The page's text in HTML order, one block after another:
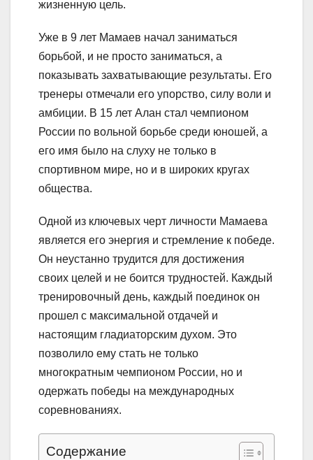
жизненную цель.
Уже в 9 лет Мамаев начал заниматься
борьбой, и не просто заниматься, а
показывать захватывающие результаты. Его
тренеры отмечали его упорство, силу воли и
амбиции. В 15 лет Алан стал чемпионом
России по вольной борьбе среди юношей, а
его имя было на слуху не только в
спортивном мире, но и в широких кругах
общества.
Одной из ключевых черт личности Мамаева
является его энергия и стремление к победе.
Он неустанно трудится для достижения
своих целей и не боится трудностей. Каждый
тренировочный день, каждый поединок он
прошел с максимальной отдачей и
настоящим гладиаторским духом. Это
позволило ему стать не только
многократным чемпионом России, но и
одержать победы на международных
соревнованиях.
Содержание